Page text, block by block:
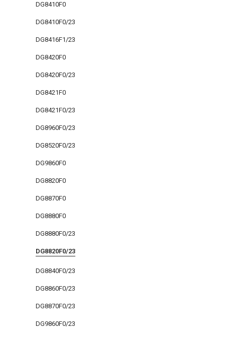
DG8410F0
DG8410F0/23
DG8416F1/23
DG8420F0
DG8420F0/23
DG8421F0
DG8421F0/23
DG8960F0/23
DG8520F0/23
DG9860F0
DG8820F0
DG8870F0
DG8880F0
DG8880F0/23
DG8820F0/23
DG8840F0/23
DG8860F0/23
DG8870F0/23
DG9860F0/23